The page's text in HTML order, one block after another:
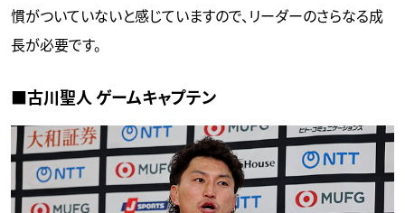
慣がついていないと感じていますので、リーダーのさらなる成
長が必要です。
■古川聖人 ゲームキャプテン